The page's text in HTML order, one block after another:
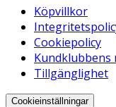
Köpvillkor
Cookiepolicy
Kundklubbens
Tillgänglighet
Cookieinställningar